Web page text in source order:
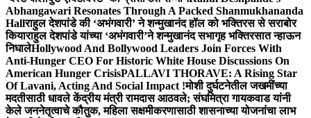
Abhangawari Resonates Through A Packed Shanmukhananda
Hallराहुल देशपांडे की ‘अभंगवारी’ ने शन्मुखानंद हॉल को भक्तिरस से सराबोर
कियाराहुल देशपांडे यांच्या ‘अभंगवारी’ने शन्मुखानंद सभागृह भक्तिरसात न्हाऊन
निघालेHollywood And Bollywood Leaders Join Forces With
Anti-Hunger CEO For Historic White House Discussions On
American Hunger CrisisPALLAVI THORAVE: A Rising Star
Of Lavani, Acting And Social Impact !मोशी दुर्घटनेतील जखमींच्या
मदतीसाठी धावले केंद्रीय मंत्री रामदास आठवले; संघमित्रा गायकवाड यांनी
केले जननेतृत्वाचे कौतुक, महिला सक्षमीकरणासाठी शासनाच्या योजनांचा लाभ